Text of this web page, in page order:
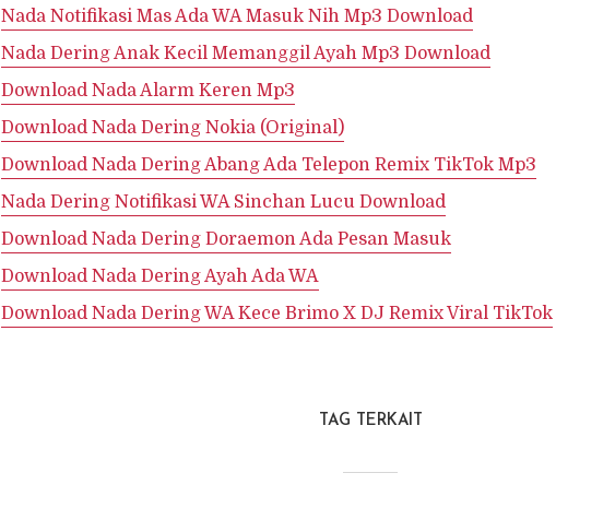
Nada Notifikasi Mas Ada WA Masuk Nih Mp3 Download
Nada Dering Anak Kecil Memanggil Ayah Mp3 Download
Download Nada Alarm Keren Mp3
Download Nada Dering Nokia (Original)
Download Nada Dering Abang Ada Telepon Remix TikTok Mp3
Nada Dering Notifikasi WA Sinchan Lucu Download
Download Nada Dering Doraemon Ada Pesan Masuk
Download Nada Dering Ayah Ada WA
Download Nada Dering WA Kece Brimo X DJ Remix Viral TikTok
TAG TERKAIT